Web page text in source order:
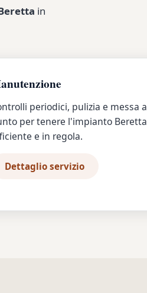
in
periodici, pulizia e messa a
per tenere l'impianto Beretta
e in regola.
Dettaglio servizio